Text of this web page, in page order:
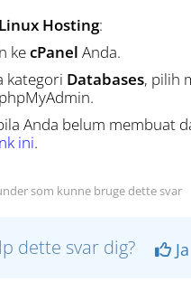
Linux Hosting:
kecPanel Anda.
kategori Databases, pilih
Anda belum membuat
ini.
som kunne bruge dette svar
dette svar dig? Ja